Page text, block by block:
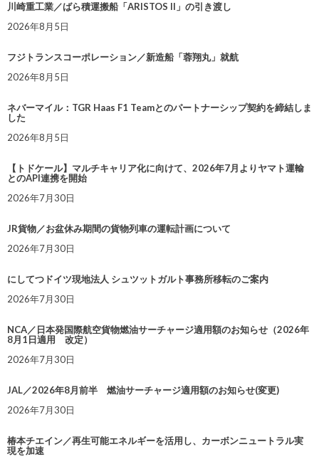
川崎重工業／ばら積運搬船「ARISTOS II」の引き渡し
2026年8月5日
フジトランスコーポレーション／新造船「蓉翔丸」就航
2026年8月5日
ネバーマイル：TGR Haas F1 Teamとのパートナーシップ契約を締結しま
した
2026年8月5日
【トドケール】マルチキャリア化に向けて、2026年7月よりヤマト運輸
とのAPI連携を開始
2026年7月30日
JR貨物／お盆休み期間の貨物列車の運転計画について
2026年7月30日
にしてつドイツ現地法人 シュツットガルト事務所移転のご案内
2026年7月30日
NCA／日本発国際航空貨物燃油サーチャージ適用額のお知らせ（2026年
8月1日適用 改定）
2026年7月30日
JAL／2026年8月前半 燃油サーチャージ適用額のお知らせ(変更)
2026年7月30日
椿本チエイン／再生可能エネルギーを活用し、カーボンニュートラル実
現を加速